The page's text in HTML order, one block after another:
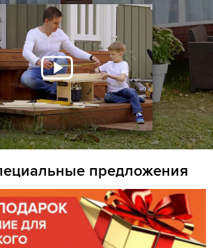
предложения